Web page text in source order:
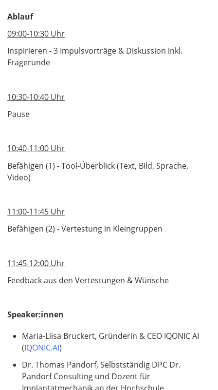
Ablauf
09:00-10:30 Uhr
Inspirieren - 3 Impulsvorträge & Diskussion inkl.
Fragerunde
10:30-10:40 Uhr
Pause
10:40-11:00 Uhr
Befähigen (1) - Tool-Überblick (Text, Bild, Sprache,
Video)
11:00-11:45 Uhr
Befähigen (2) - Vertestung in Kleingruppen
11:45-12:00 Uhr
Feedback aus den Vertestungen & Wünsche
Speaker:innen
Maria-Liisa Bruckert, Gründerin & CEO IQONIC AI
(IQONIC.AI)
Dr. Thomas Pandorf, Selbstständig DPC Dr.
Pandorf Consulting und Dozent für